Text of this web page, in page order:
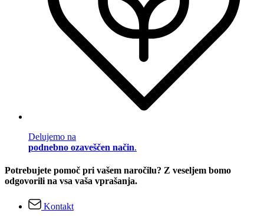
Delujemo na
podnebno ozaveščen način.
Potrebujete pomoč pri vašem naročilu? Z veseljem bomo
odgovorili na vsa vaša vprašanja.
Kontakt